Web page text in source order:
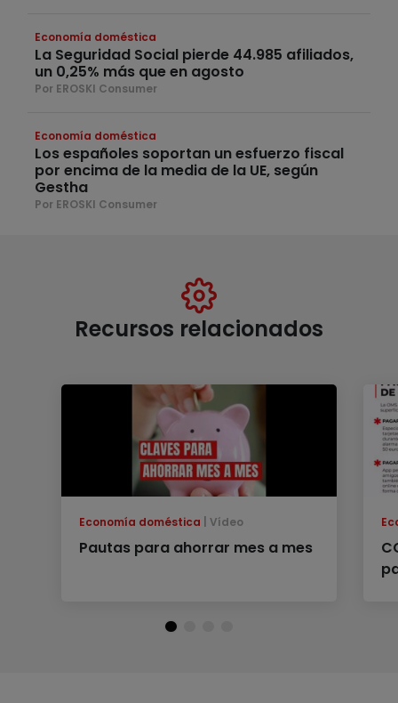
Economía doméstica
La Seguridad Social pierde 44.985 afiliados,
un 0,25% más que en agosto
Por EROSKI Consumer
Economía doméstica
Los españoles soportan un esfuerzo fiscal
por encima de la media de la UE, según
Gestha
Por EROSKI Consumer
Recursos relacionados
Economía doméstica Vídeo
Pautas para ahorrar mes a mes